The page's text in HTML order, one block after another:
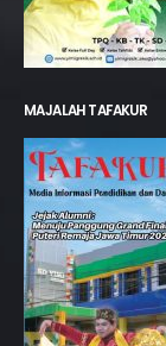
MAJALAH TAFAKUR